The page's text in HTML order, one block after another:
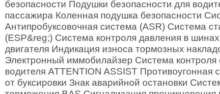
безопасности Подушки безопасности для
пассажира Коленная подушка безопасности
Антипробуксовочная система (ASR) Система
(ESP&reg;) Система контроля давления в
двигателя Индикация износа тормозных
Электронный иммобилайзер Система контроля
водителя ATTENTION ASSIST Противоугонная
от буксировки Знак аварийной остановки